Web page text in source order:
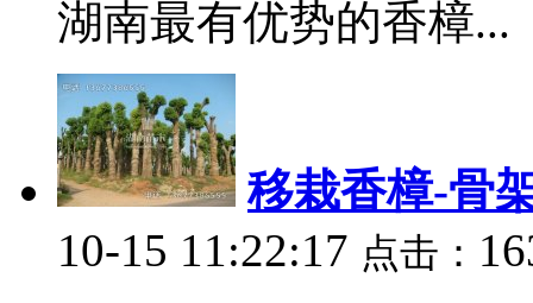
湖南最有优势的香樟...
移栽香樟-骨
10-15 11:22:17 点击：